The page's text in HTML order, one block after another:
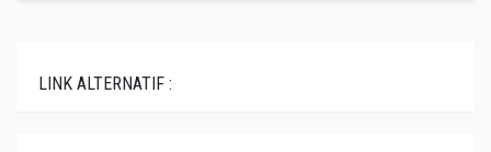
LINK ALTERNATIF :